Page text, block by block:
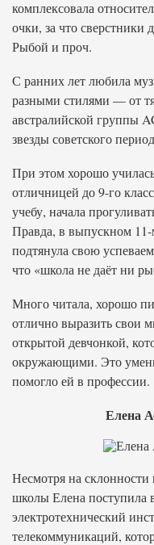
комплексовала
очки, за что сверстники
Рыбой и проч.
С ранних лет любила
разными стилями — от
австралийской группы
звезды советского
При этом хорошо
отличницей до 9-го
учебу, начала
Правда, в выпускном 11-
подтянула свою
что «школа не даёт ни
Много читала, хорошо
отлично выразить свои
открытой девчонкой,
окружающими. Это
помогло ей в профессии.
Елена
Несмотря на склонности
школы Елена поступила
электротехнический
телекоммуникаций,